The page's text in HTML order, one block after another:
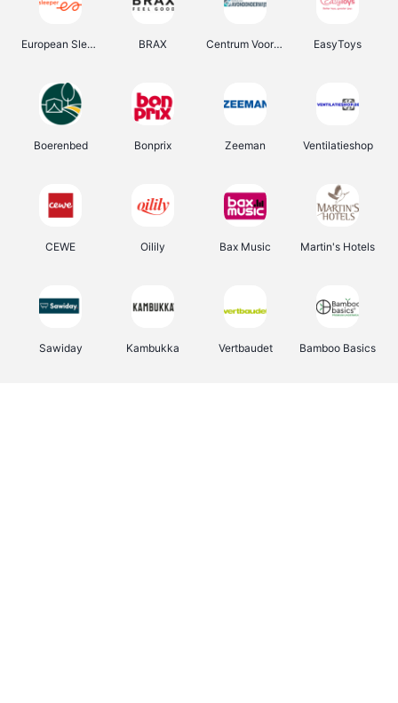
European Sleeper BRAX Centrum Voor Avondonderwijs EasyToys
Boerenbed Bonprix Zeeman Ventilatieshop
CEWE Oilily Bax Music Martin's Hotels
Sawiday Kambukka Vertbaudet Bamboo Basics